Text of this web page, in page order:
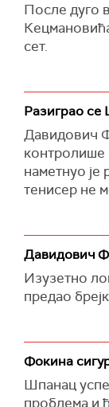
После дуго
сет.
Разиграо
Давидович
контролише
наметнуо је
тенисер не
Давидович
Изузетно
предао
Фокина
Шпанац
проблема и